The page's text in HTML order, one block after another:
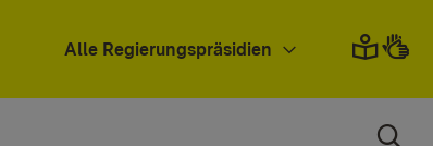
Alle Regierungspräsidien